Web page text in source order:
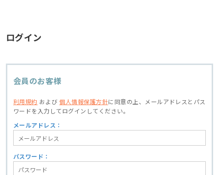
ログイン
会員のお客様
利用規約 および個人情報保護方針に同意の上、
メールアドレスとパス
ワードを入力してログインしてください。
メールアドレス：
パスワード：